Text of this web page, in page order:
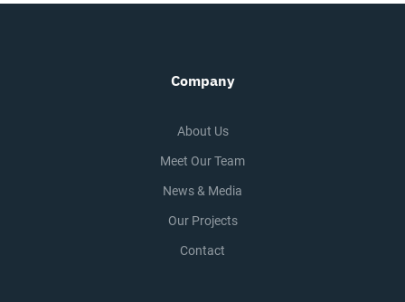
Company
About Us
Meet Our Team
News & Media
Our Projects
Contact